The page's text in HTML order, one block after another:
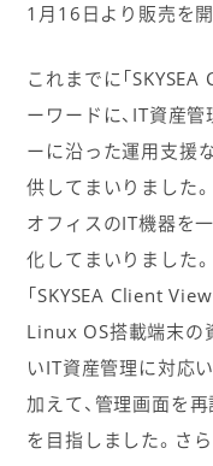
1月16日より販売を
これまでに「SKYSEA
ーワードに、IT資産管
ーに沿った運用支援
供してまいりました
オフィスのIT機器を
化してまいりました。
「SKYSEA Client
Linux OS搭載端末の
いIT資産管理に対応
加えて、管理画面を再
を目指しました。さ